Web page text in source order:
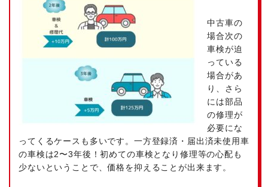
中古車の
場合次の
車検が迫
っている
場合があ
り、さら
には部品
の修理が
必要にな
ってくるケースも多いです。一方登録済・届出済未使用車
の車検は2〜3年後！初めての車検となり修理等の心配も
少ないということで、価格を抑えることが出来ます。